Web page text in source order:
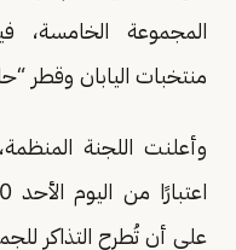
المجموعة الخامسة،
منتخبات اليابان وقطر
وأعلنت اللجنة
على أن تُطرح التذاكر للجمهور